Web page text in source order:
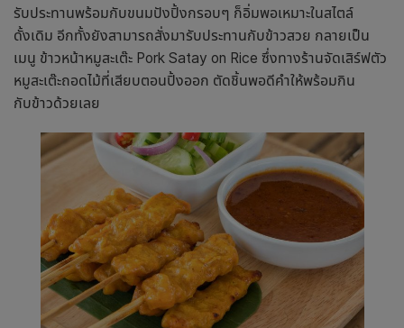
รับประทานพร้อมกับขนมปังปิ้งกรอบๆ ก็อิ่มพอเหมาะในสไตล์
ดั้งเดิม อีกทั้งยังสามารถสั่งมารับประทานกับข้าวสวย กลายเป็น
เมนู ข้าวหน้าหมูสะเต๊ะ Pork Satay on Rice ซึ่งทางร้านจัดเสิร์ฟตัว
หมูสะเต๊ะถอดไม้ที่เสียบตอนปิ้งออก ตัดชิ้นพอดีคำให้พร้อมกิน
กับข้าวด้วยเลย